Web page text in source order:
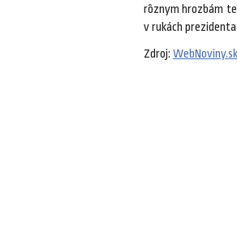
rôznym hrozbám
v rukách
Zdroj: WebNoviny.sk